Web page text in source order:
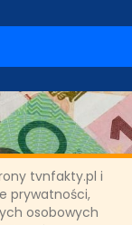
tvnfakty.pl i
prywatności,
osobowych